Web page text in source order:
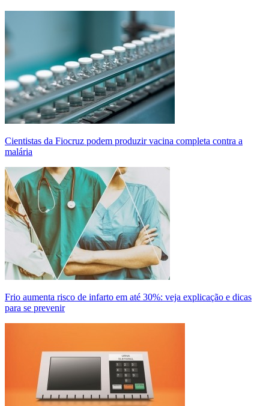
Cientistas da Fiocruz podem produzir vacina completa contra a
malária
Frio aumenta risco de infarto em até 30%: veja explicação e dicas
para se prevenir